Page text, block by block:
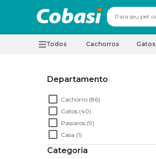
Todos Cachorros Gatos
Departamento
Cachorro (86)
Gatos (40)
Passaros (9)
Casa (1)
Categoria